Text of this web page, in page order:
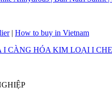
| How to buy in Vietnam